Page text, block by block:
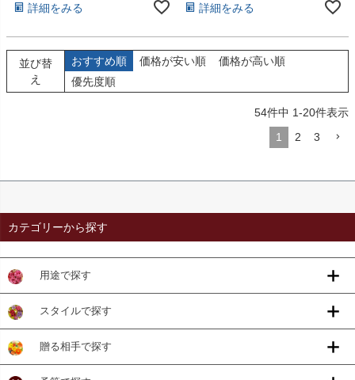
詳細をみる
詳細をみる
並び替
え
おすすめ順 価格が安い順
価格が高い順
優先度順
54件中 1-20件表示
1
2 3
カテゴリーから探す
用途で探す
スタイルで探す
贈る相手で探す